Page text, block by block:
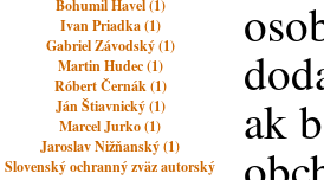
Bohumil Havel (1)
Ivan Priadka (1)
Gabriel Závodský (1)
Martin Hudec (1)
Róbert Černák (1)
Ján Štiavnický (1)
Marcel Jurko (1)
Jaroslav Nižňanský (1)
Slovenský ochranný zväz autorský
ak